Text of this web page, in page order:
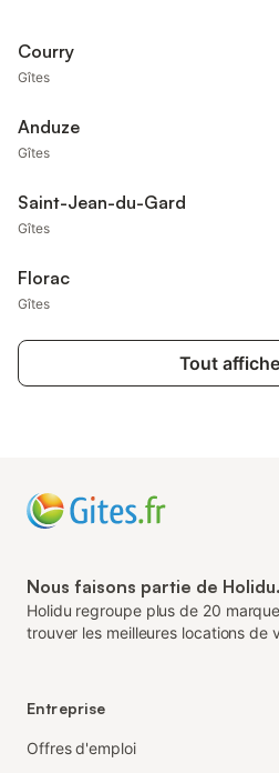
Courry
Gîtes
Anduze
Gîtes
Saint-Jean-du-Gard
Gîtes
Florac
Gîtes
Tout
Nous faisons partie de Holidu.
Holidu regroupe plus de 20
trouver les meilleures locations de
Entreprise
Offres d'emploi